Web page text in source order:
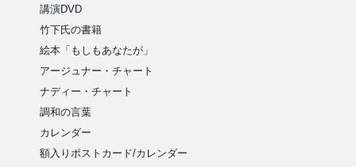
講演DVD
竹下氏の書籍
絵本「もしもあなたが」
アージュナー・チャート
ナディー・チャート
調和の言葉
カレンダー
額入りポストカード/カレンダー